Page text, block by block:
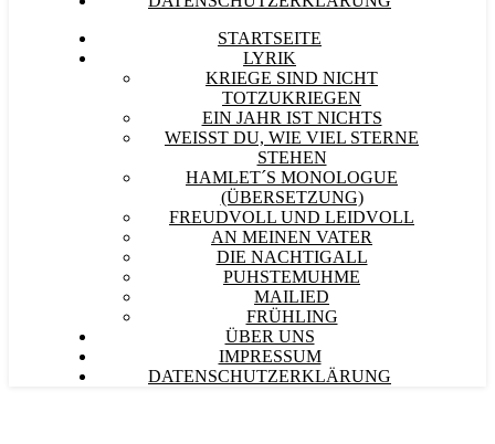
STARTSEITE
LYRIK
KRIEGE SIND NICHT
TOTZUKRIEGEN
EIN JAHR IST NICHTS
WEISST DU, WIE VIEL STERNE S
TEHEN
HAMLET´S MONOLOGUE
(ÜBERSETZUNG)
FREUDVOLL UND LEIDVOLL
AN MEINEN VATER
DIE NACHTIGALL
PUHSTEMUHME
MAILIED
FRÜHLING
ÜBER UNS
IMPRESSUM
DATENSCHUTZERKLÄRUNG